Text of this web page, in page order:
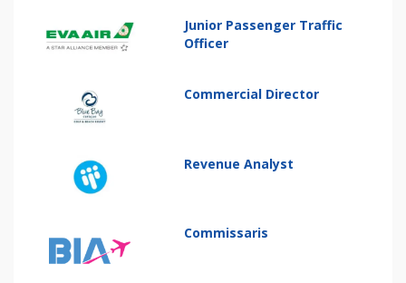
Junior Passenger Traffic
Officer
Commercial Director
Revenue Analyst
Commissaris